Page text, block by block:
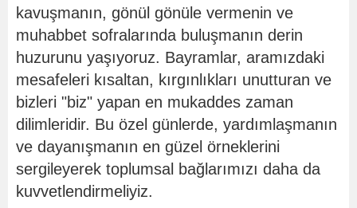
kavuşmanın, gönül gönüle vermenin ve
muhabbet sofralarında buluşmanın derin
huzurunu yaşıyoruz. Bayramlar, aramızdaki
mesafeleri kısaltan, kırgınlıkları unutturan ve
bizleri "biz" yapan en mukaddes zaman
dilimleridir. Bu özel günlerde, yardımlaşmanın
ve dayanışmanın en güzel örneklerini
sergileyerek toplumsal bağlarımızı daha da
kuvvetlendirmeliyiz.